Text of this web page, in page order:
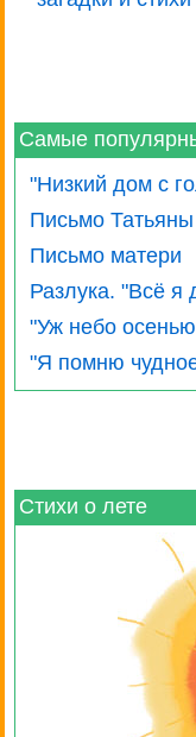
Самые
"Низкий дом с
Письмо
Письмо матери
Разлука. "Всё
"Уж небо
"Я помню
Стихи о лете